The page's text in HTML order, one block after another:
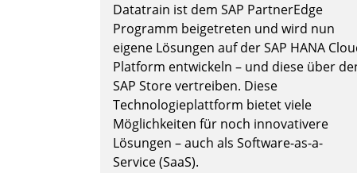
Datatrain ist dem SAP PartnerEdge
Programm beigetreten und wird nun
eigene Lösungen auf der SAP HANA
Platform entwickeln – und diese über
SAP Store vertreiben. Diese
Technologieplattform bietet viele
Möglichkeiten für noch innovativere
Lösungen – auch als Software-as-a-
Service (SaaS).